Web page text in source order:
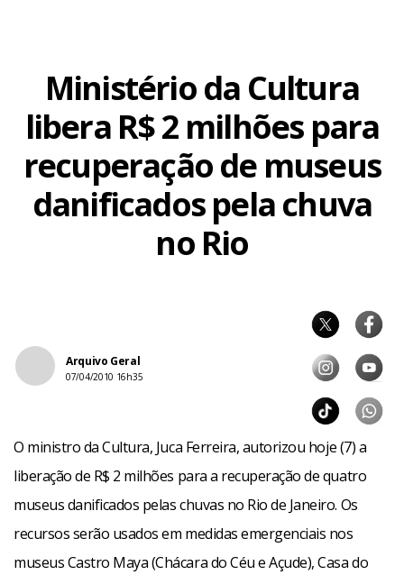
Ministério da Cultura
libera R$ 2 milhões para
recuperação de museus
danificados pela chuva
no Rio
Arquivo Geral
07/04/2010 16h35
O ministro da Cultura, Juca Ferreira, autorizou hoje (7) a
liberação de R$ 2 milhões para a recuperação de quatro
museus danificados pelas chuvas no Rio de Janeiro. Os
recursos serão usados em medidas emergenciais nos
museus Castro Maya (Chácara do Céu e Açude), Casa do